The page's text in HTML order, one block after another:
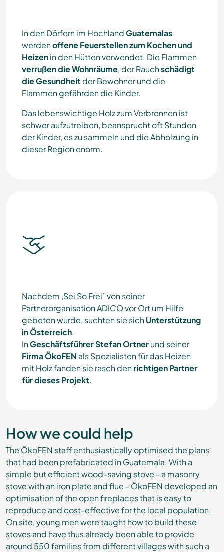
In den Dörfern im HochlandGuatemalas
werdenoffene Feuerstellen zum Kochen und
Heizenin den Hütten verwendet. Die Flammen
verrußen die Wohnräume, der Rauchschädigt
die Gesundheit der Bewohner und die
Flammen gefährden die Kinder.
Das lebenswichtige Holz zum Verbrennen ist
schwer aufzutreiben, beansprucht oft Stunden
der Kinder, es zu sammeln und die Abholzung in
dieser Region enorm.
Nachdem ,Sei So Frei´ von seiner
Partnerorganisation ADICO vor Ort um Hilfe
gebeten wurde, suchten sie sichUnterstützung
in Österreich.
InGeschäftsführer Stefan Ortnerund seiner
Firma ÖkoFEN als Spezialisten für das Heizen
mit Holz fanden sie rasch denrichtigen Partner
für dieses Projekt.
How we could help
The ÖkoFEN staff enthusiastically optimised the plans
that had been prefabricated in Guatemala. With a
simple but efficient wood-saving stove - a masonry
stove with an iron plate and flue - ÖkoFEN developed an
optimisation of the open fireplaces that is easy to
reproduce and cost-effective for the local population.
On site, young men were taught how to build these
stoves and have thus already been able to provide
around 550 families from different villages with such a